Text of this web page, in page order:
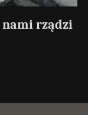
nami rządzi